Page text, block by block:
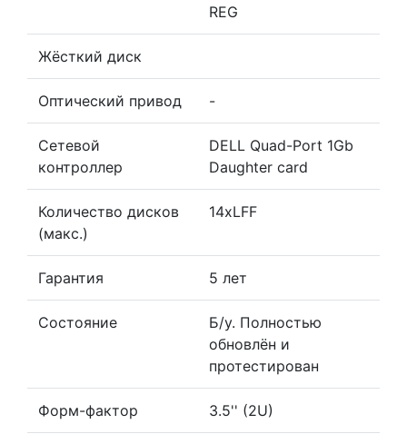
REG
Жёсткий диск
Оптический привод -
Сетевой
контроллер
DELL Quad-Port 1Gb
Daughter card
Количество дисков
(макс.)
14xLFF
Гарантия 5 лет
Состояние
Б/у. Полностью
обновлён и
протестирован
Форм-фактор 3.5'' (2U)